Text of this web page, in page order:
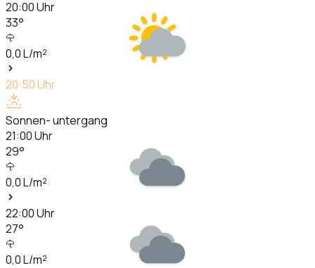
20:00Uhr
33°
0,0L/m²
20:50Uhr
Sonnen- untergang
21:00Uhr
29°
0,0L/m²
22:00Uhr
27°
0,0L/m²